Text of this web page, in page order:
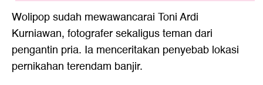
Wolipop sudah mewawancarai Toni Ardi
Kurniawan, fotografer sekaligus teman dari
pengantin pria. Ia menceritakan penyebab lokasi
pernikahan terendam banjir.